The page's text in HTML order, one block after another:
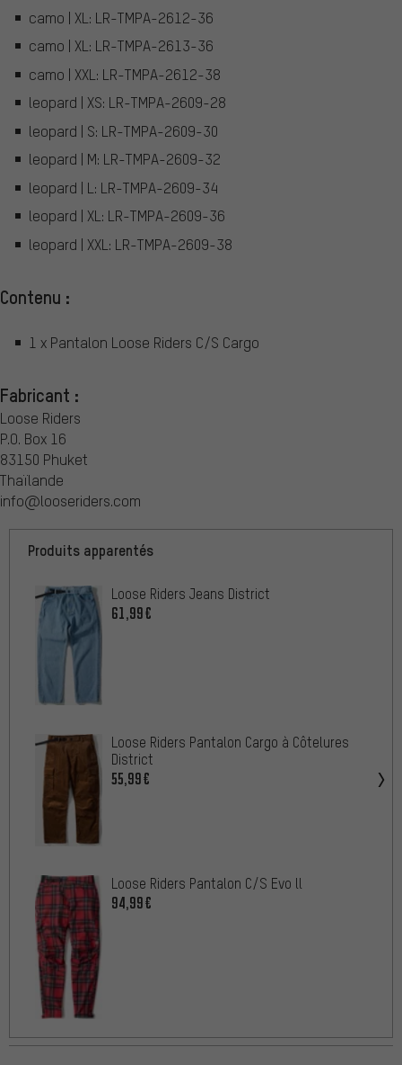
camo | XL: LR-TMPA-2612-36
camo | XL: LR-TMPA-2613-36
camo | XXL: LR-TMPA-2612-38
leopard | XS: LR-TMPA-2609-28
leopard | S: LR-TMPA-2609-30
leopard | M: LR-TMPA-2609-32
leopard | L: LR-TMPA-2609-34
leopard | XL: LR-TMPA-2609-36
leopard | XXL: LR-TMPA-2609-38
Contenu :
1 x Pantalon Loose Riders C/S Cargo
Fabricant :
Loose Riders
P.O. Box 16
83150 Phuket
Thaïlande
info@looseriders.com
Produits apparentés
Loose Riders Jeans District
61,99€
Loose Riders Pantalon Cargo à Côtelures
District
55,99€
Loose Riders Pantalon C/S Evo ll
94,99€